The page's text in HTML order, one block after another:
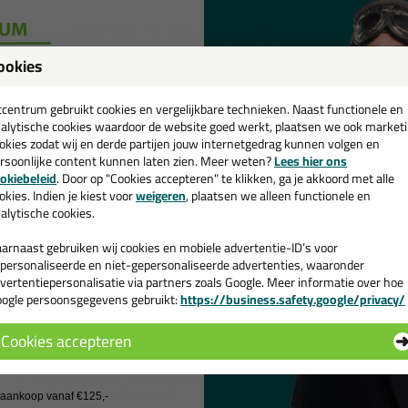
S70 310ml in Chinchilla
je kit in een specifieke kleur? Gevonden! Deze natuursteen kit
verschillende toepassingen. Een duurzame en veelzijdige kit welke
zoekt met gegarandeerd een topresultaat. Bestel de Ottoseal S70
werkdagen besteld = morgen in huis.
je meer weten over de toepassing en kenmerken van dit product?
& tricks voor Ottoseal S70 310ml
volgende blogs wordt dit product gebruikt:
Bad kitten, zo doe je dat!
De badkamer kitten? Lees hier hoe!
Douche kitten, zo doe je dat!
Hoe kan je kit verwijderen?
Hoe kies je de juiste kit kleur?
Hoe kit ik een (natuursteen) aanrechtblad af?
Kookplaat afkitten? Hier lees je ons advies
SPC wandpanelen lijmen, zo doe je dat!
Spiegel lijmen, zo doe je dat!
gebruikt cookies en vergelijkbare technieken. Naast functionele en
cookies waardoor de website goed werkt, plaatsen we ook
zodat wij en derde partijen jouw internetgedrag kunnen volgen en
content kunnen laten zien. Meer weten?Lees hier ons
. Door op "Cookies accepteren" te klikken, ga je akkoord met alle
Indien je kiest voorweigeren, plaatsen we alleen functionele en
cookies.
gebruiken wij cookies en mobiele advertentie-ID’s voor
en niet-gepersonaliseerde advertenties, waaronder
via partners zoals Google. Meer informatie over hoe
persoonsgegevens gebruikt:https://business.safety.google/privacy/
Cookies accepteren
💚
en ontvang een
€35,-bij je eerste bestelling!
de actiecode ›
geen cadeau
vanaf €125,-